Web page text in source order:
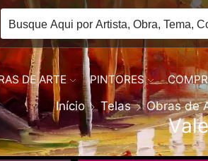
DE ARTE PINTORES
Início Telas Obras de